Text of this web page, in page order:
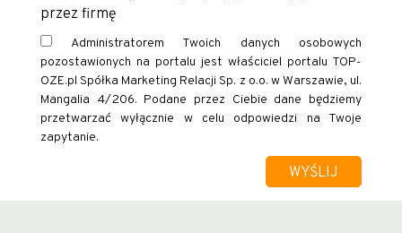
przez firmę
Administratorem Twoich danych osobowych
pozostawionych na portalu jest właściciel portalu TOP-
OZE.pl Spółka Marketing Relacji Sp. z o.o. w Warszawie, ul.
Mangalia 4/206. Podane przez Ciebie dane będziemy
przetwarzać wyłącznie w celu odpowiedzi na Twoje
zapytanie.